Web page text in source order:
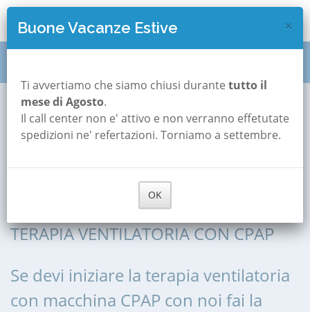
Olmeneta
Titolazione
CPAP a Olmeneta
ADATTAMENTO CPAP, AVVIO ALLA
TERAPIA VENTILATORIA CON CPAP
Se devi iniziare la terapia ventilatoria
con macchina CPAP con noi fai la
×
Buone Vacanze Estive
Ti avvertiamo che siamo chiusi durante tutto il
mese di Agosto.
Il call center non e' attivo e non verranno effetutate
spedizioni ne' refertazioni. Torniamo a settembre.
OK